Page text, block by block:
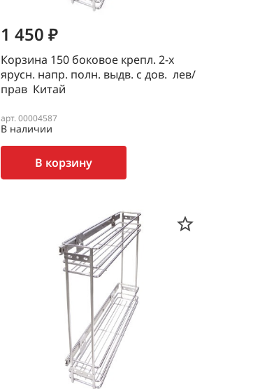
1 450 ₽
Корзина 150 боковое крепл. 2-х
ярусн. напр. полн. выдв. с дов. лев/
прав Китай
арт. 00004587
В наличии
В корзину